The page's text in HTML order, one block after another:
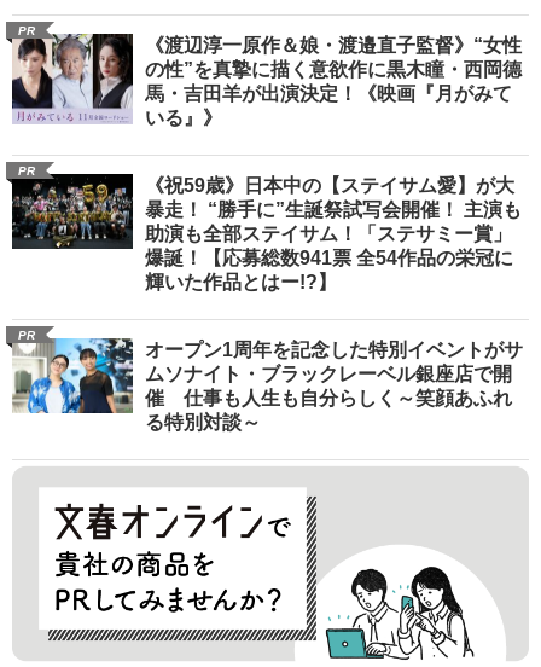
PR
《渡辺淳一原作＆娘・渡邉直子監督》“女性
の性”を真摯に描く意欲作に黒木瞳・西岡德
馬・吉田羊が出演決定！《映画『月がみて
いる』》
PR
《祝59歳》日本中の【ステイサム愛】が大
暴走！ “勝手に”生誕祭試写会開催！ 主演も
助演も全部ステイサム！「ステサミー賞」
爆誕！【応募総数941票 全54作品の栄冠に
輝いた作品とはー!?】
PR
オープン1周年を記念した特別イベントがサ
ムソナイト・ブラックレーベル銀座店で開
催 仕事も人生も自分らしく～笑顔あふれ
る特別対談～